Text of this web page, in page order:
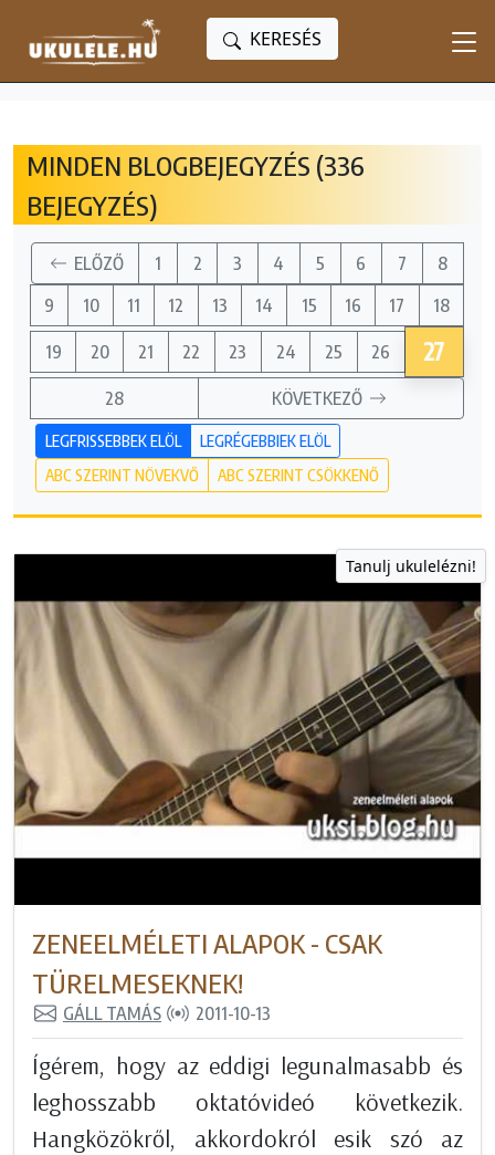
KERESÉS
MINDEN BLOGBEJEGYZÉS (336
BEJEGYZÉS)
ELŐZŐ 1 2 3 4 5 6 7
8
9
10 11 12 13 14 15 16 17 18
19 20 21 22 23 24 25 26 27
28 KÖVETKEZŐ
LEGFRISSEBBEK ELÖL
LEGRÉGEBBIEK ELÖL
ABC SZERINT NÖVEKVŐ
ABC SZERINT CSÖKKENŐ
Tanulj ukulelézni!
ZENEELMÉLETI ALAPOK - CSAK
TÜRELMESEKNEK!
GÁLL TAMÁS 2011-10-13
Ígérem, hogy az eddigi legunalmasabb és
leghosszabb oktatóvideó következik.
Hangközökről, akkordokról esik szó az